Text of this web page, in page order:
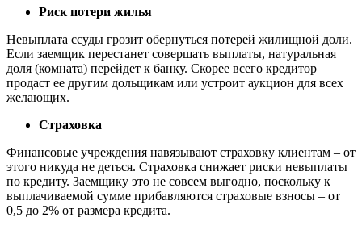
Риск потери жилья
Невыплата ссуды грозит обернуться потерей жилищной доли.
Если заемщик перестанет совершать выплаты, натуральная
доля (комната) перейдет к банку. Скорее всего кредитор
продаст ее другим дольщикам или устроит аукцион для всех
желающих.
Страховка
Финансовые учреждения навязывают страховку клиентам – от
этого никуда не деться. Страховка снижает риски невыплаты
по кредиту. Заемщику это не совсем выгодно, поскольку к
выплачиваемой сумме прибавляются страховые взносы – от
0,5 до 2% от размера кредита.